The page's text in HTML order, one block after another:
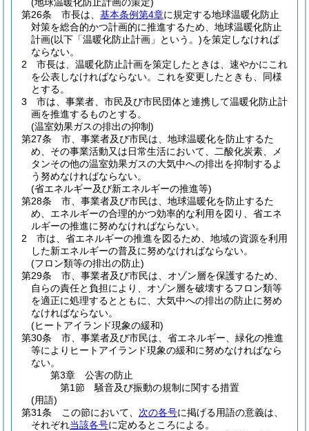
第26条
市長は、 基本条例第4章に規定する地球温暖化防止
対策を総合的かつ計画的に推進するため、地球温暖化防止
計画(以下「温暖化防止計画」という。)を策定しなければ
ならない。
2
市長は、温暖化防止計画を策定したときは、速やかにこれ
を公表しなければならない。
これを変更したときも、同様
とする。
3
市は、事業者、市民及び市民団体と連携して温暖化防止計
画を推進するものとする。
(温室効果ガスの排出の抑制)
第27条
市、事業者及び市民は、地球温暖化を防止するた
め、その事業活動又は日常生活において、二酸化炭素、メ
タンその他の温室効果ガスの大気中への排出を抑制するよ
う努めなければならない。
(省エネルギー及び新エネルギーの推進等)
第28条
市、事業者及び市民は、地球温暖化を防止するた
め、エネルギーの合理的かつ効率的な利用を図り、省エネ
ルギーの推進に努めなければならない。
2
市は、省エネルギーの推進を図るため、地域の資源を利用
した新エネルギーの普及に努めなければならない。
(フロン類等の排出の防止)
第29条
市、事業者及び市民は、オゾン層を保護するため、
自らの責任と負担により、オゾン層を破壊するフロン類等
を適正に処理するとともに、大気中への排出の防止に努め
なければならない。
(ヒートアイランド現象の緩和)
第30条
市、事業者及び市民は、省エネルギー、緑化の推進
等によりヒートアイランド現象の緩和に努めなければなら
ない。
第3章
公害の防止
第1節
騒音及び振動の規制に関する措置
(用語)
第31条
この節において、 次の各号に掲げる用語の意義は、
それぞれ当該各号に定めるところによる。